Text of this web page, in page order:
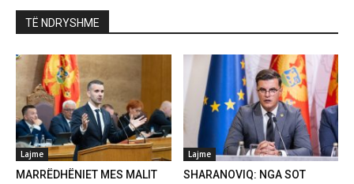
TË NDRYSHME
Lajme
MARRËDHËNIET MES MALIT
Lajme
SHARANOVIQ: NGA SOT